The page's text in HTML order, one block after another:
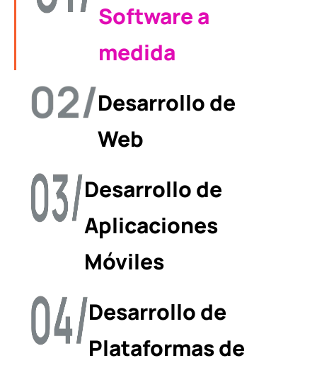
Software a
medida
Desarrollo de
Web
Desarrollo de
Aplicaciones
Móviles
Desarrollo de
Plataformas de